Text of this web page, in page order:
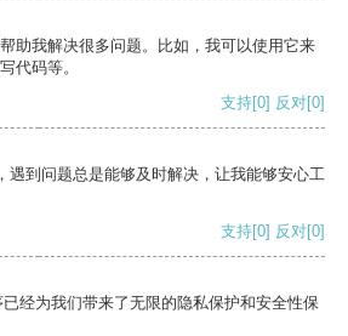
助我解决很多问题。比如，我可以使用它来
代码等。
支持[0] 反对[0]
遇到问题总是能够及时解决，让我能够安心工
支持[0] 反对[0]
经为我们带来了无限的隐私保护和安全性保